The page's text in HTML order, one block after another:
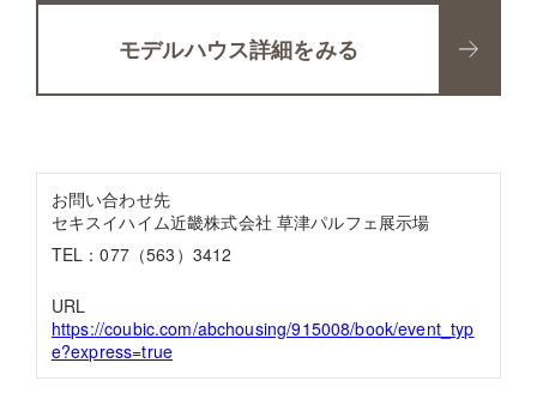
モデルハウス詳細をみる
お問い合わせ先
セキスイハイム近畿株式会社 草津パルフェ展示場
TEL：077（563）3412
URL
https://coubic.com/abchousing/915008/book/event_typ
e?express=true